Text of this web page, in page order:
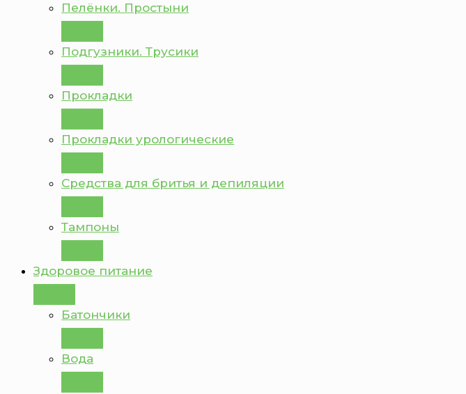
Пелёнки. Простыни
Подгузники. Трусики
Прокладки
Прокладки урологические
Средства для бритья и депиляции
Тампоны
Здоровое питание
Батончики
Вода